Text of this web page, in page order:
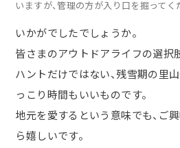
いますが、管理の方が入り口を掘って
いかがでしたでしょうか。
皆さまのアウトドアライフの選択
ハントだけではない、残雪期の里
っこり時間もいいものです。
地元を愛するという意味でも、ご
ら嬉しいです。